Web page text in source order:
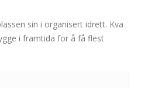
sin i organisert idrett. Kva
i framtida for å få flest